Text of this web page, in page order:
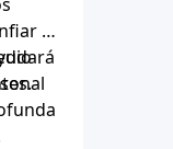
y